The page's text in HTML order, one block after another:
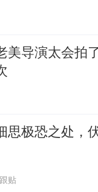
美导演太会拍
思极恐之处，
贴